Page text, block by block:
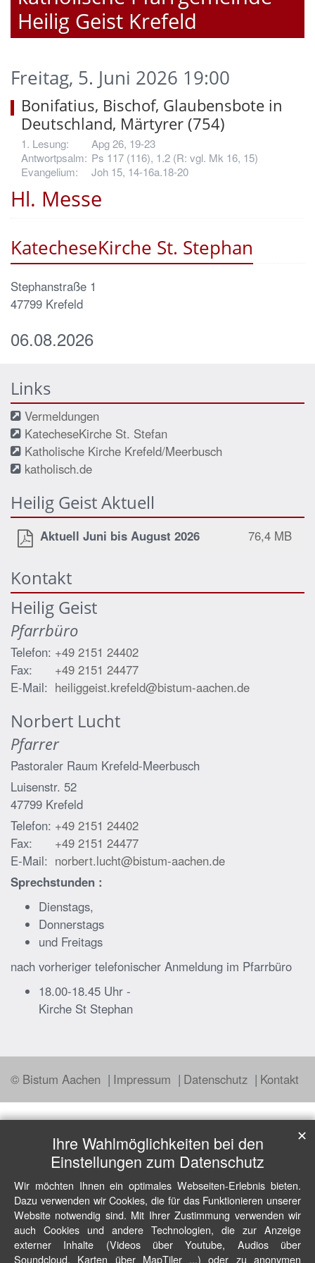
Heilig Geist Krefeld
Hl. Messe
Freitag, 5. Juni 2026 19:00
Bonifatius, Bischof, Glaubensbote in
Deutschland, Märtyrer (754)
Apg 26, 19-23
Ps 117 (116), 1.2 (R: vgl. Mk 16, 15)
Joh 15, 14-16a.18-20
KatecheseKirche St. Stephan
Stephanstraße 1
47799 Krefeld
06.08.2026
Links
Vermeldungen
KatecheseKirche St. Stefan
Katholische Kirche Krefeld/Meerbusch
katholisch.de
Heilig Geist Aktuell
Aktuell Juni bis August 2026 76,4 MB
Kontakt
Heilig Geist
Pfarrbüro
Telefon: +49 2151 24402
Fax:
+49 2151 24477
E-Mail: heiliggeist.krefeld@bistum-aachen.de
Norbert Lucht
Pfarrer
Pastoraler Raum Krefeld-Meerbusch
Luisenstr. 52
47799 Krefeld
Telefon: +49 2151 24402
Fax:
+49 2151 24477
E-Mail: norbert.lucht@bistum-aachen.de
Sprechstunden :
Dienstags,
Donnerstags
und Freitags
nach vorheriger telefonischer Anmeldung im Pfarrbüro
18.00-18.45 Uhr -
Kirche St Stephan
© Bistum Aachen Impressum Datenschutz Kontakt
Ihre Wahlmöglichkeiten bei den
Einstellungen zum Datenschutz
Wir möchten Ihnen ein optimales Webseiten-Erlebnis bieten.
Dazu verwenden wir Cookies, die für das Funktionieren unserer
Website notwendig sind. Mit Ihrer Zustimmung verwenden wir
auch Cookies und andere Technologien, die zur Anzeige
externer Inhalte (Videos über Youtube, Audios über
Soundcloud, Karten über MapTiler ...) oder zu anonymen
✕